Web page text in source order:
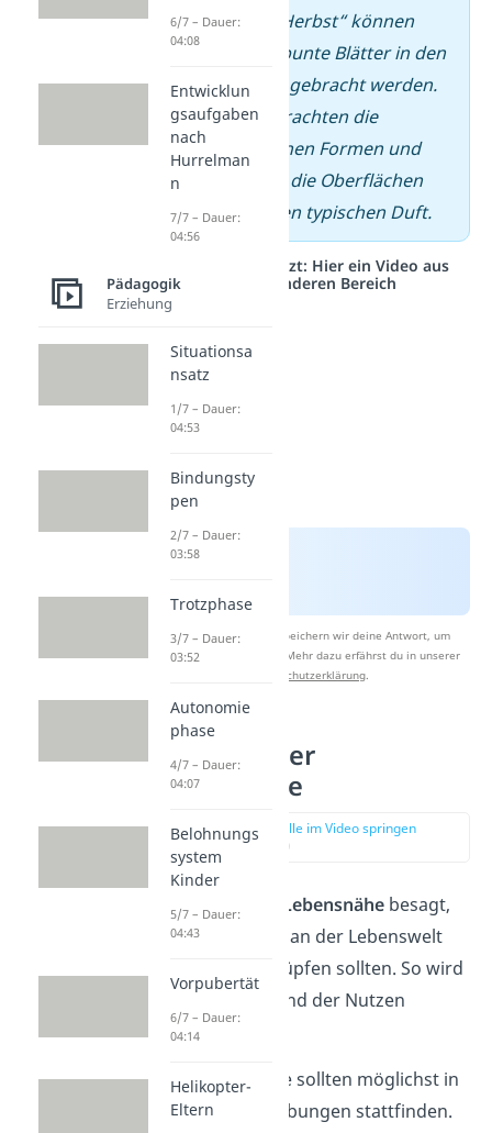
Beim Thema „Herbst“ können
verschiedene bunte Blätter in den
Gruppenraum gebracht werden.
Die Kinder betrachten die
unterschiedlichen Formen und
Farben, fühlen die Oberflächen
und riechen den typischen Duft.
Studyflix vernetzt: Hier ein Video aus
einem anderen Bereich
Nach Beantwortung speichern wir deine Antwort, um
Studyflix zu verbessern. Mehr dazu erfährst du in unserer
Datenschutzerklärung.
2. Prinzip der
Lebensnähe
zur Stelle im Video springen
(01:22)
DasPrinzip der Lebensnähebesagt,
dass Lerninhalte an der Lebenswelt
der Kinder anknüpfen sollten. So wird
die Bedeutung und der Nutzen
greifbar.
Lernprozesse sollten möglichst in
realen Umgebungen stattfinden.
6/7 – Dauer:
04:08
Entwicklun
gsaufgaben
nach
Hurrelman
n
7/7 – Dauer:
04:56
Pädagogik
Erziehung
Situationsa
nsatz
1/7 – Dauer:
04:53
Bindungsty
pen
2/7 – Dauer:
03:58
Trotzphase
3/7 – Dauer:
03:52
Autonomie
phase
4/7 – Dauer:
04:07
Belohnungs
system
Kinder
5/7 – Dauer:
04:43
Vorpubertät
6/7 – Dauer:
04:14
Helikopter-
Eltern